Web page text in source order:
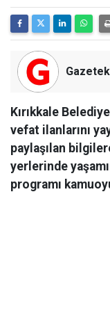
Kırıkkale
vefat ilanlarını
paylaşılan
yerlerinde
programı